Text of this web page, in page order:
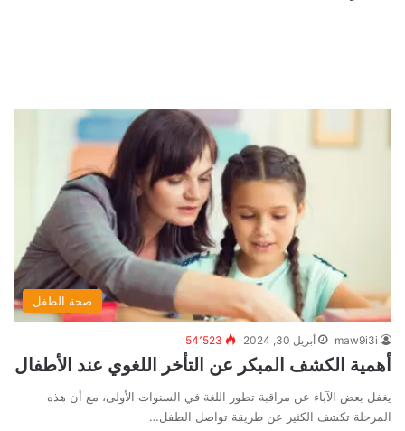
صحة الطفل
maw9i3i أبريل 30, 2024 54٬523
أهمية الكشف المبكر عن التأخر اللغوي عند الأطفال
يغفل بعض الآباء عن مراقبة تطور اللغة في السنوات الأولى، مع أن هذه
المرحلة تكشف الكثير عن طريقة تواصل الطفل…